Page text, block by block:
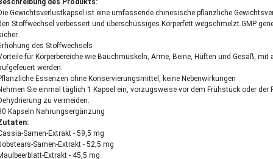
des Produkts:
Gewichtsverlustkapsel ist eine umfassende chinesische pflanzliche
Stoffwechsel verbessert und überschüssiges Körperfett wegschmelzt.GMP
des Stoffwechsels
für Körperbereiche wie Bauchmuskeln, Arme, Beine, Hüften und Gesäß,
werden.
Essenzen ohne Konservierungsmittel, keine Nebenwirkungen
Sie einmal täglich 1 Kapsel ein, vorzugsweise vor dem Frühstück oder
zu vermeiden.
Kapseln Nahrungsergänzung
Samen-Extrakt - 59,5 mg
Samen-Extrakt - 52,5 mg
Extrakt - 45,5 mg